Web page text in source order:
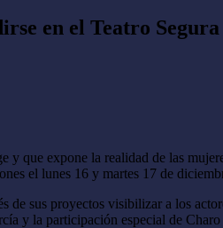
en el Teatro Segura
que expone la realidad de las
el lunes 16 y martes 17 de
sus proyectos visibilizar a los
y la participación especial de